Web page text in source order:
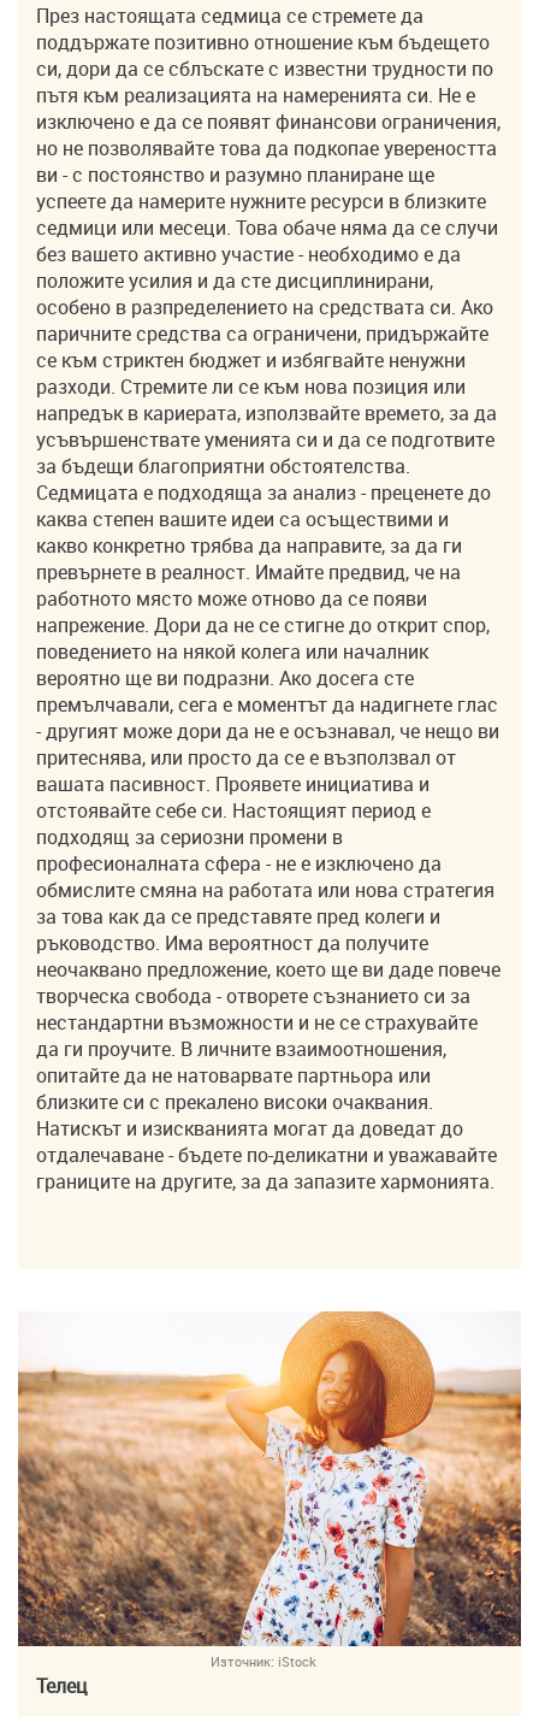
През настоящата седмица се стремете да
поддържате позитивно отношение към бъдещето
си, дори да се сблъскате с известни трудности по
пътя към реализацията на намеренията си. Не е
изключено е да се появят финансови ограничения,
но не позволявайте това да подкопае увереността
ви - с постоянство и разумно планиране ще
успеете да намерите нужните ресурси в близките
седмици или месеци. Това обаче няма да се случи
без вашето активно участие - необходимо е да
положите усилия и да сте дисциплинирани,
особено в разпределението на средствата си. Ако
паричните средства са ограничени, придържайте
се към стриктен бюджет и избягвайте ненужни
разходи. Стремите ли се към нова позиция или
напредък в кариерата, използвайте времето, за да
усъвършенствате уменията си и да се подготвите
за бъдещи благоприятни обстоятелства.
Седмицата е подходяща за анализ - преценете до
каква степен вашите идеи са осъществими и
какво конкретно трябва да направите, за да ги
превърнете в реалност. Имайте предвид, че на
работното място може отново да се появи
напрежение. Дори да не се стигне до открит спор,
поведението на някой колега или началник
вероятно ще ви подразни. Ако досега сте
премълчавали, сега е моментът да надигнете глас
- другият може дори да не е осъзнавал, че нещо ви
притеснява, или просто да се е възползвал от
вашата пасивност. Проявете инициатива и
отстоявайте себе си. Настоящият период е
подходящ за сериозни промени в
професионалната сфера - не е изключено да
обмислите смяна на работата или нова стратегия
за това как да се представяте пред колеги и
ръководство. Има вероятност да получите
неочаквано предложение, което ще ви даде повече
творческа свобода - отворете съзнанието си за
нестандартни възможности и не се страхувайте
да ги проучите. В личните взаимоотношения,
опитайте да не натоварвате партньора или
близките си с прекалено високи очаквания.
Натискът и изискванията могат да доведат до
отдалечаване - бъдете по-деликатни и уважавайте
границите на другите, за да запазите хармонията.
Източник: iStock
Телец